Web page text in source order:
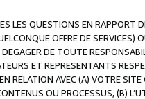
LES QUESTIONS EN RAPPORT
OFFRE DE SERVICES)
DE TOUTE
ET REPRESENTANTS
RELATION AVEC (A) VOTRE
OU PROCESSUS, (B)